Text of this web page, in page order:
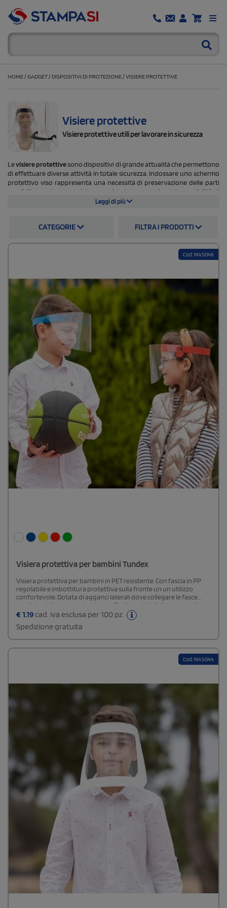
HOME /GADGET / DISPOSITIVI DI PROTEZIONE /VISIERE PROTETTIVE
Visiere protettive
Visiere protettive utili per lavorare in sicurezza
Levisiere protettivesono dispositivi di grande attualità che permettono
di effettuare diverse attività in totale sicurezza. Indossare uno schermo
protettivo viso rappresenta una necessità di preservazione delle parti
sensibili come bocca, occhi e naso che si sposa però con la possibilità di
mantenere libertà di visuale e di movimento. Una visiera protettiva viso è
versioni personalizzabili assurge anche a veicolo di diffusione
Su stampasi.it potrai scegliere tra modelli tutti perfettamente a norma,
standard qualitativo molto elevato. Elemento questo decisivo perché l
bontà di una visiera sanitaria protettiva
sta proprionel mix tra
impermeabilità, portabilità e resistenza
: tutte caratteristiche presenti
nelle visiere protettive disponibili sul nostro sito.
Leggi di più
CATEGORIE FILTRA I PRODOTTI
Cod: MAS046
Visiera protettiva per bambini Tundex
Visiera protettiva per bambini in PET resistente. Con fascia in PP
regolabile e imbottitura protettiva sulla fronte un un utilizzo
confortevole. Dotata di agganci laterali dove collegare le fasce
elastiche della mascherina in uso. Facile da disinfettare dopo l'uso.
Oltre ad un ampio campo visivo, fornisce l'isolamento da schizzi e
particelle in zone particolarmente sensibili, come ad esempio la
zona degli occhi, naso e bocca. Ideale come barriera di protezione
igienica in aggiunta alla distanza sociale e / o l'uso della
con finiture progettati per uso prolungato, senza causare disagio
o irritazione. Facile da montare e disponibile in una vasta gamma di
€ 1,19 cad. iva esclusa per 100 pz
Spedizione gratuita
Cod: MAS044